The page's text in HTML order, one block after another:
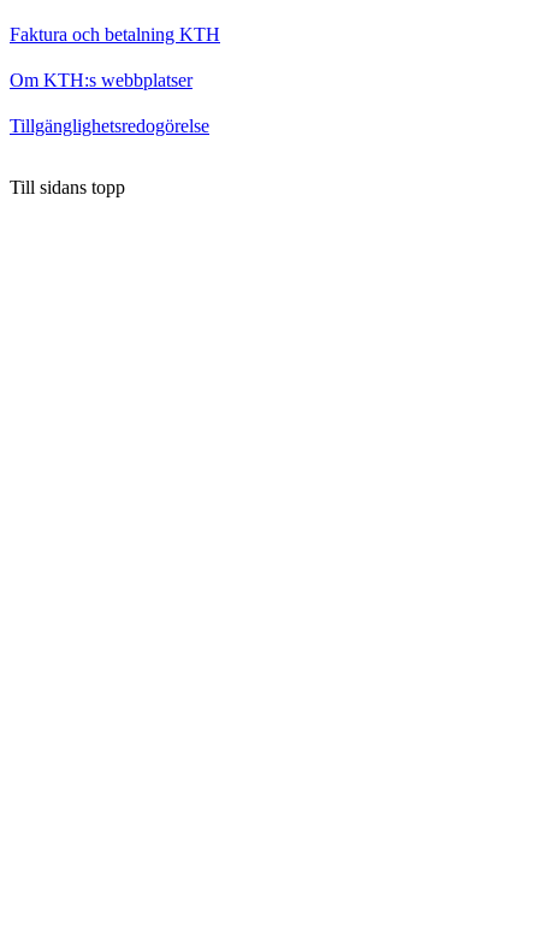
Faktura och betalning KTH
Om KTH:s webbplatser
Tillgänglighetsredogörelse
Till sidans topp